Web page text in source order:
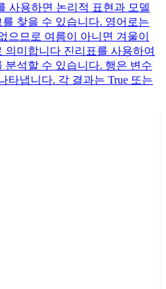
사용하면 논리적 표현과 모델
찾을 수 있습니다. 영어로는
으므로 여름이 아니면 겨울이
미합니다 진리표를 사용하여
분석할 수 있습니다. 행은 변수
타냅니다. 각 결과는 True 또는